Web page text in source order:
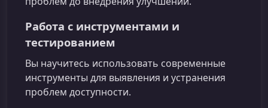
Работа с инструментами и
тестированием
Вы научитесь использовать современные
инструменты для выявления и устранения
проблем доступности.